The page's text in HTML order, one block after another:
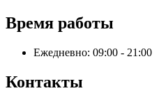
Время работы
Ежедневно: 09:00 - 21:00
Контакты